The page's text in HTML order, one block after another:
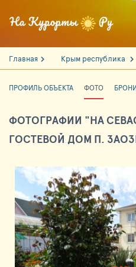
Главная Крым республика
ПРОФИЛЬ ОБЪЕКТА ФОТО
ФОТОГРАФИИ "НА
ГОСТЕВОЙ ДОМ П.